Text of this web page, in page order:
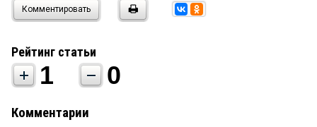
Комментировать
Рейтинг статьи
1 0
Комментарии